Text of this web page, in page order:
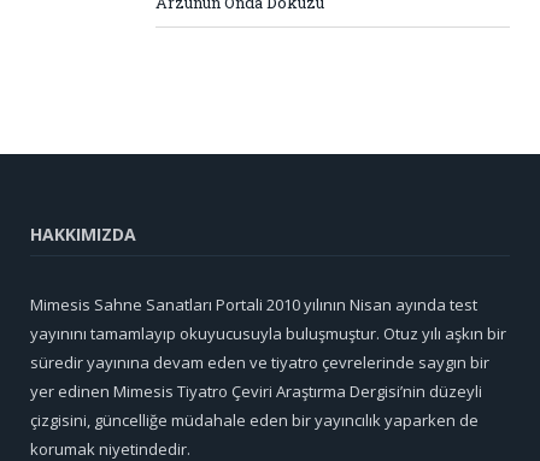
HAKKIMIZDA
Mimesis Sahne Sanatları Portali 2010 yılının Nisan ayında test
yayınını tamamlayıp okuyucusuyla buluşmuştur. Otuz yılı aşkın bir
süredir yayınına devam eden ve tiyatro çevrelerinde saygın bir
yer edinen Mimesis Tiyatro Çeviri Araştırma Dergisi’nin düzeyli
çizgisini, güncelliğe müdahale eden bir yayıncılık yaparken de
korumak niyetindedir.